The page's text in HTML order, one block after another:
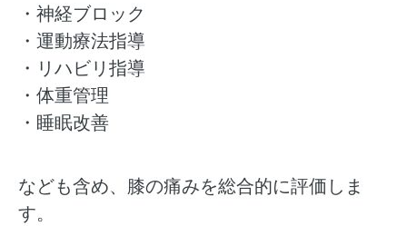
・神経ブロック
・運動療法指導
・リハビリ指導
・体重管理
・睡眠改善
なども含め、膝の痛みを総合的に評価しま
す。